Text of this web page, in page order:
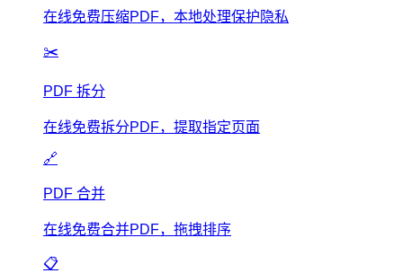
在线免费压缩PDF，本地处理保护隐私
✂️
PDF 拆分
在线免费拆分PDF，提取指定页面
🔗
PDF 合并
在线免费合并PDF，拖拽排序
📋